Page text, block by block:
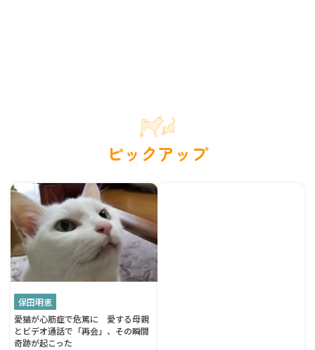
ピックアップ
保田明恵
愛猫が心筋症で危篤に 愛する母親
とビデオ通話で「再会」、その瞬間
奇跡が起こった